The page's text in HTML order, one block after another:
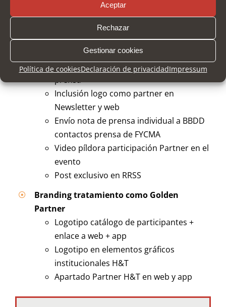
Aceptar
Rechazar
Gestionar cookies
Política de cookiesDeclaración de privacidadImpressum
Comunicación tratamiento como Golden
Inclusión como partner en Nota de
prensa
Inclusión logo como partner en
Newsletter y web
Envío nota de prensa individual a BBDD
contactos prensa de FYCMA
Video píldora participación Partner en el
evento
Post exclusivo en RRSS
Branding tratamiento como Golden
Partner
Logotipo catálogo de participantes +
enlace a web + app
Logotipo en elementos gráficos
institucionales H&T
Apartado Partner H&T en web y app